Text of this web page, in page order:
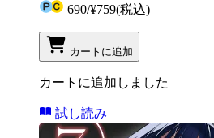
690/¥759(税込)
カートに追加
カートに追加しました
試し読み